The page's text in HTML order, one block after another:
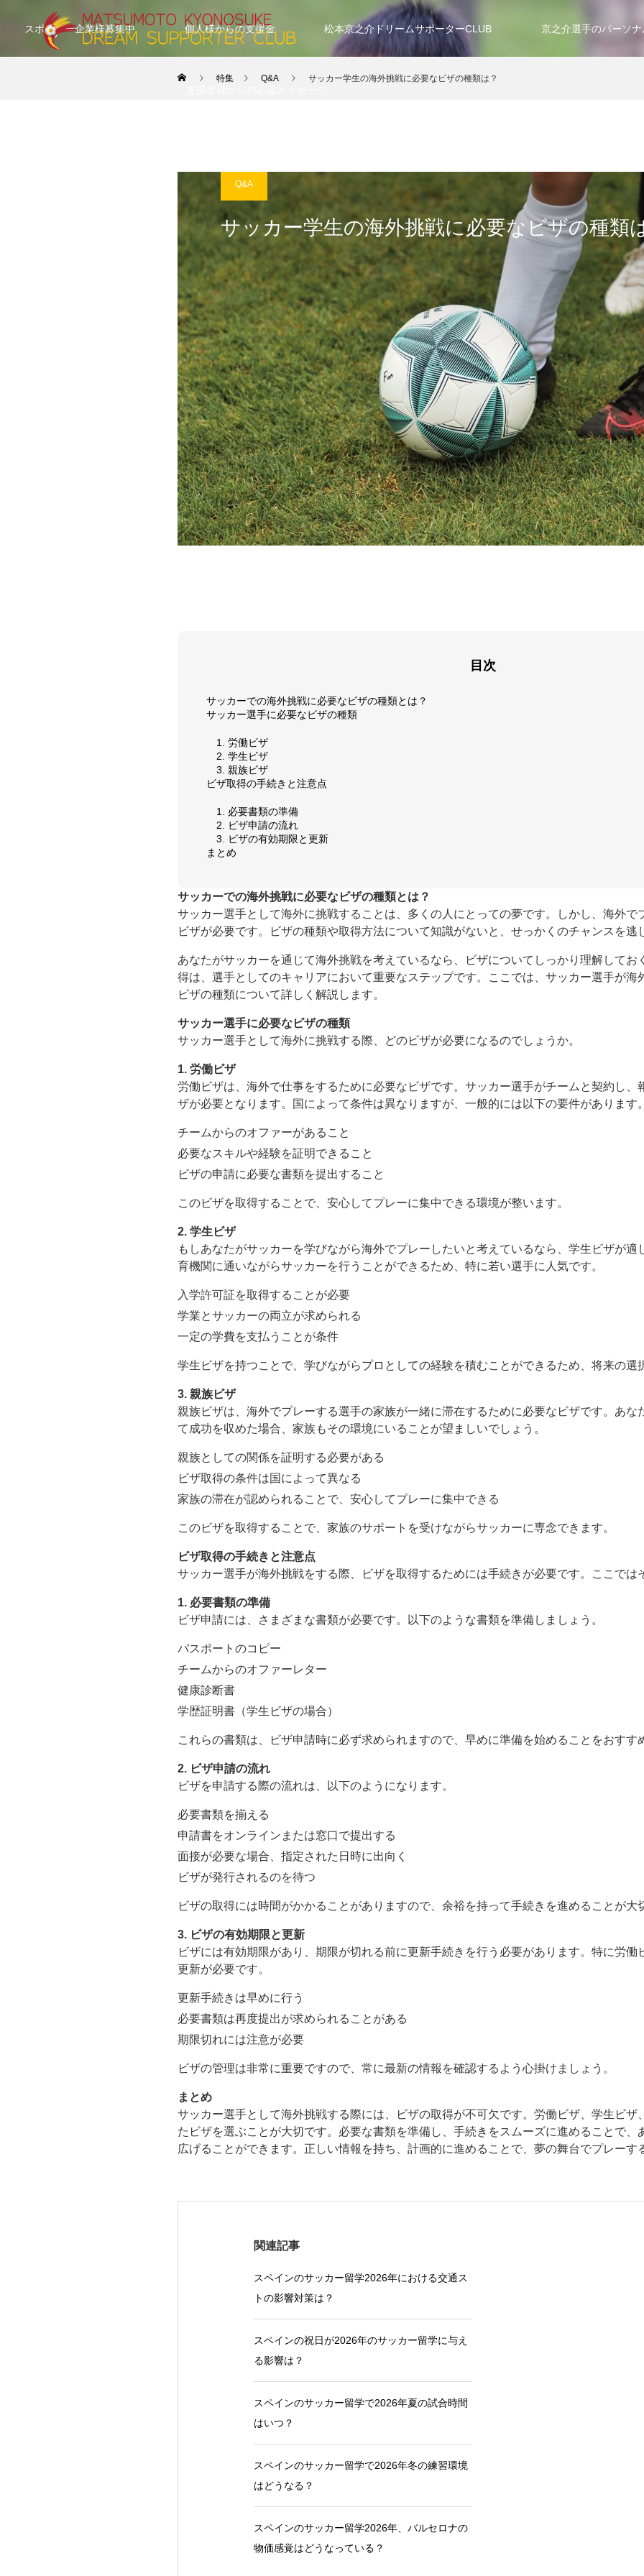
スポンサー企業様募集中 個人様からの支援金 松本京之介ドリームサポーターCLUB 京之介選手のパーソナ
特集 Q&A サッカー学生の海外挑戦に必要なビザの種類は？
Q&A
サッカー学生の海外挑戦に必要なビザの種類
目次
サッカーでの海外挑戦に必要なビザの種類とは？
サッカー選手に必要なビザの種類
1. 労働ビザ
2. 学生ビザ
3. 親族ビザ
ビザ取得の手続きと注意点
1. 必要書類の準備
2. ビザ申請の流れ
3. ビザの有効期限と更新
まとめ
サッカーでの海外挑戦に必要なビザの種類とは？
サッカー選手として海外に挑戦することは、多くの人にとっての夢です。しかし、海外で
ビザが必要です。ビザの種類や取得方法について知識がないと、せっかくのチャンスを逃
あなたがサッカーを通じて海外挑戦を考えているなら、ビザについてしっかり理解してお
得は、選手としてのキャリアにおいて重要なステップです。ここでは、サッカー選手が海
ビザの種類について詳しく解説します。
サッカー選手に必要なビザの種類
サッカー選手として海外に挑戦する際、どのビザが必要になるのでしょうか。
1. 労働ビザ
労働ビザは、海外で仕事をするために必要なビザです。サッカー選手がチームと契約し、
ザが必要となります。国によって条件は異なりますが、一般的には以下の要件があります。
チームからのオファーがあること
必要なスキルや経験を証明できること
ビザの申請に必要な書類を提出すること
このビザを取得することで、安心してプレーに集中できる環境が整います。
2. 学生ビザ
もしあなたがサッカーを学びながら海外でプレーしたいと考えているなら、学生ビザが適
育機関に通いながらサッカーを行うことができるため、特に若い選手に人気です。
入学許可証を取得することが必要
学業とサッカーの両立が求められる
一定の学費を支払うことが条件
学生ビザを持つことで、学びながらプロとしての経験を積むことができるため、将来の選
3. 親族ビザ
親族ビザは、海外でプレーする選手の家族が一緒に滞在するために必要なビザです。あな
て成功を収めた場合、家族もその環境にいることが望ましいでしょう。
親族としての関係を証明する必要がある
ビザ取得の条件は国によって異なる
家族の滞在が認められることで、安心してプレーに集中できる
このビザを取得することで、家族のサポートを受けながらサッカーに専念できます。
ビザ取得の手続きと注意点
サッカー選手が海外挑戦をする際、ビザを取得するためには手続きが必要です。ここでは
1. 必要書類の準備
ビザ申請には、さまざまな書類が必要です。以下のような書類を準備しましょう。
パスポートのコピー
チームからのオファーレター
健康診断書
学歴証明書（学生ビザの場合）
これらの書類は、ビザ申請時に必ず求められますので、早めに準備を始めることをおすす
2. ビザ申請の流れ
ビザを申請する際の流れは、以下のようになります。
必要書類を揃える
申請書をオンラインまたは窓口で提出する
面接が必要な場合、指定された日時に出向く
ビザが発行されるのを待つ
ビザの取得には時間がかかることがありますので、余裕を持って手続きを進めることが大
3. ビザの有効期限と更新
ビザには有効期限があり、期限が切れる前に更新手続きを行う必要があります。特に労働
更新が必要です。
更新手続きは早めに行う
必要書類は再度提出が求められることがある
期限切れには注意が必要
ビザの管理は非常に重要ですので、常に最新の情報を確認するよう心掛けましょう。
まとめ
サッカー選手として海外挑戦する際には、ビザの取得が不可欠です。労働ビザ、学生ビザ
たビザを選ぶことが大切です。必要な書類を準備し、手続きをスムーズに進めることで、
広げることができます。正しい情報を持ち、計画的に進めることで、夢の舞台でプレーす
関連記事
スペインのサッカー留学2026年における交通ス
トの影響対策は？
スペインの祝日が2026年のサッカー留学に与え
る影響は？
スペインのサッカー留学で2026年夏の試合時間
はいつ？
スペインのサッカー留学で2026年冬の練習環境
はどうなる？
スペインのサッカー留学2026年、バルセロナの
物価感覚はどうなっている？